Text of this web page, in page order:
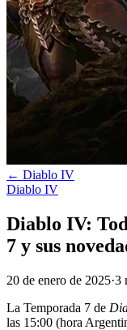
← Diablo IV
Diablo IV
Diablo IV:
7 y sus
20 de enero de 2025·3
La Temporada 7 de
las 15:00 (hora